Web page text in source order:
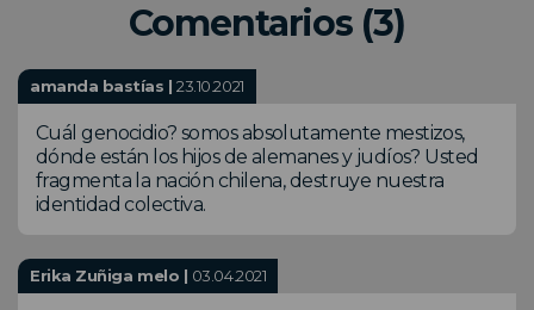
Comentarios (3)
amanda bastías |23.10.2021
Cuál genocidio? somos absolutamente mestizos,
dónde están los hijos de alemanes y judíos? Usted
fragmenta la nación chilena, destruye nuestra
identidad colectiva.
Erika Zuñiga melo | 03.04.2021